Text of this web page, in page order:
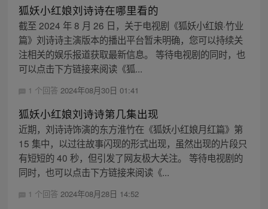
狐妖小红娘刘诗诗在哪里看的
截至 2024 年 8 月 26 日，关于电视剧《狐妖小红娘·竹业
篇》刘诗诗主演版本的播出平台暂未明确，您可以持续关
注相关的娱乐报道获取最新信息。 等待电视剧的同时，也
可以点击下方链接来阅读《狐...
1 个回答 2024年08月30日 01:41
狐妖小红娘刘诗诗第几集出现
近期，刘诗诗饰演的东方淮竹在《狐妖小红娘月红篇》第
15 集中，以过往故事闪现的形式出现，虽然出现的片段只
有短短的 40 秒，但引发了网友极大关注。 等待电视剧的
同时，也可以点击下方链接来阅读《...
1 个回答 2024年08月28日 14:52